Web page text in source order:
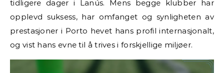
tidligere dager i Lanús. Mens begge klubber har
opplevd suksess, har omfanget og synligheten av
prestasjoner i Porto hevet hans profil internasjonalt,
og vist hans evne til å trives i forskjellige miljøer.